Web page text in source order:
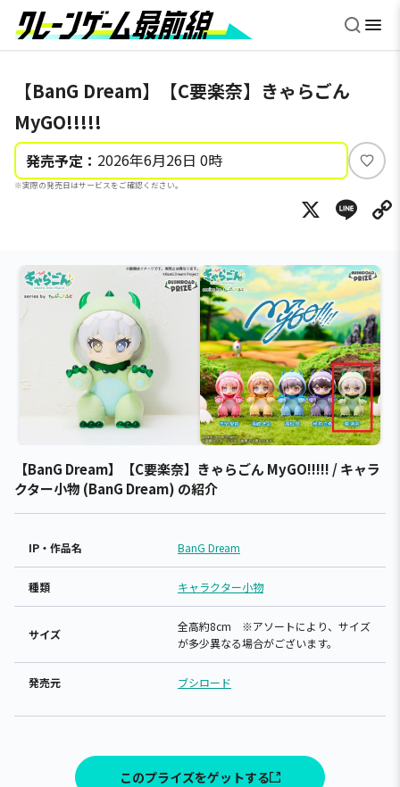
【BanG Dream】【C要楽奈】きゃらごん
MyGO!!!!!
発売予定： 2026年6月26日 0時
※実際の発売日はサービスをご確認ください。
い
ね
X
【BanG Dream】【C要楽奈】きゃらごん MyGO!!!!! / キャラ
クター小物 (BanG Dream) の紹介
IP・作品名 BanG Dream
種類 キャラクター小物
サイズ
全高約8cm ※アソートにより、サイズ
が多少異なる場合がございます。
発売元 ブシロード
このプライズをゲットする